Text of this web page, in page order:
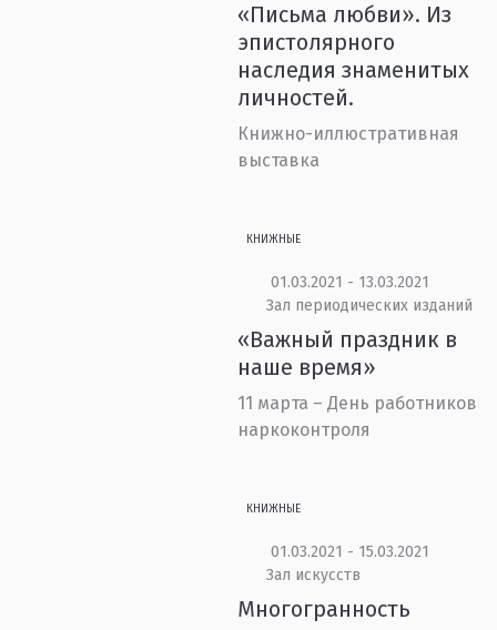
«Письма любви». Из
эпистолярного
наследия знаменитых
личностей.
Книжно-иллюстративная
выставка
КНИЖНЫЕ
01.03.2021 - 13.03.2021
Зал периодических изданий
«Важный праздник в
наше время»
11 марта – День работников
наркоконтроля
КНИЖНЫЕ
01.03.2021 - 15.03.2021
Зал искусств
Многогранность